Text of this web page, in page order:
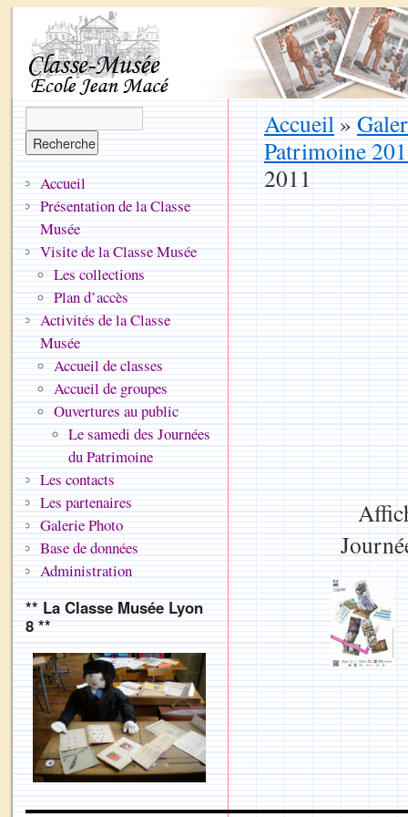
Accueil»
Patrimoine
2011
Accueil
Présentation de la Classe
Musée
Visite de la Classe Musée
Les collections
Plan d’accès
Activités de la Classe
Musée
Accueil de classes
Accueil de groupes
Ouvertures au public
Le samedi des Journées
du Patrimoine
Les contacts
Les partenaires
Galerie Photo
Base de données
Administration
** La Classe Musée Lyon
8 **